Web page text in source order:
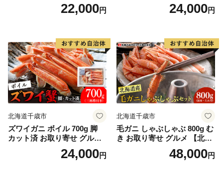
22,000円 24,000円
北海道千歳市
ズワイガニ ボイル 700g 脚
カット済 お取り寄せ グルメ
【北海道】【札幌バルナバフ
24,000円
北海道千歳市
毛ガニ しゃぶしゃぶ 800g む
き お取り寄せ グルメ 【北海
道】【札幌バルナバフーズ】
48,000円